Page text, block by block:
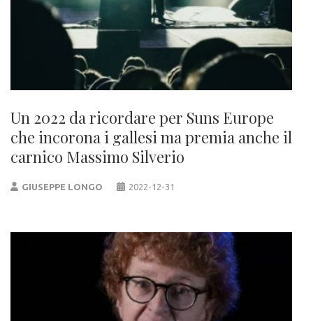
Un 2022 da ricordare per Suns Europe
che incorona i gallesi ma premia anche il
carnico Massimo Silverio
GIUSEPPE LONGO 2022-12-31